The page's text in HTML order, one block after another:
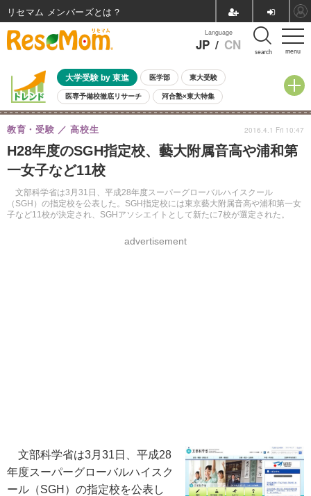
menu
Language
JP / CN search
大学受験 by 東進 医学部 東大受験
医専予備校徹底リサーチ 河合塾×東大特集
親子で考える大学選び 高校受験 中学受験 小学校受験
共通テスト 夏休み
8月開催イベント・WS 全国公立高校 過去問 人気記事
自由研究教材（小学生向け）
H28年度のSGH指定校、藝大附属音高や浦和第
一女子など11校
文部科学省は3月31日、平成28年度スーパーグローバルハイスクール
（SGH）の指定校を公表した。SGH指定校には東京藝大附属音高や浦和第一女
子など11校が決定され、SGHアソシエイトとして新たに7校が選定された。
教育・受験 高校生
advertisement
2016.4.1 Fri 10:47
文部科学省は3月31日、平成28
年度スーパーグローバルハイスク
ール（SGH）の指定校を公表し
リセマム メンバーズ